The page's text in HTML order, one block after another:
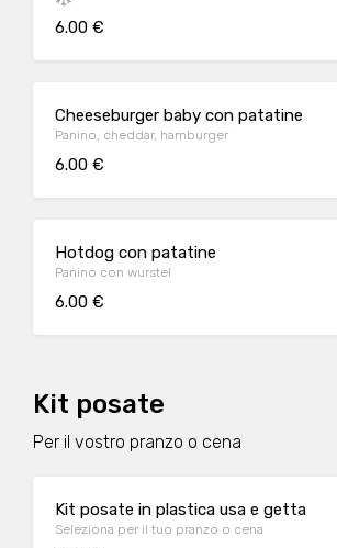
6.00 €
Cheeseburger baby con patatine
Panino, cheddar, hamburger
6.00 €
Hotdog con patatine
Panino con wurstel
6.00 €
Kit posate
Per il vostro pranzo o cena
Kit posate in plastica usa e getta
Seleziona per il tuo pranzo o cena